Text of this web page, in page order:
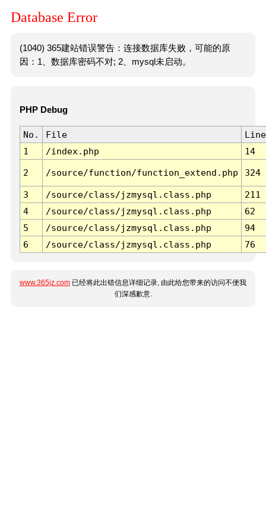
Database Error
(1040) 365建站错误警告：连接数据库失败，可能的原
因：1、数据库密码不对; 2、mysql未启动。
PHP Debug
No. File
Line
1
/index.php 14
2 /source/function/function_extend.php 324
3 /source/class/jzmysql.class.php
211
4
/source/class/jzmysql.class.php
62
5
/source/class/jzmysql.class.php
94
6
/source/class/jzmysql.class.php 76
www.365jz.com 已经将此出错信息详细记录, 由此给您带来的访问不便我
们深感歉意.